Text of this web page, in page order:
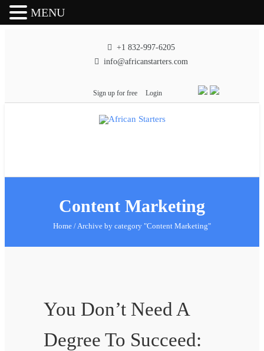
+1 832-997-6205
info@africanstarters.com
Sign up for free Login
Content Marketing
Home /Archive by category "Content Marketing"
You Don’t Need A
Degree To Succeed:
MENU